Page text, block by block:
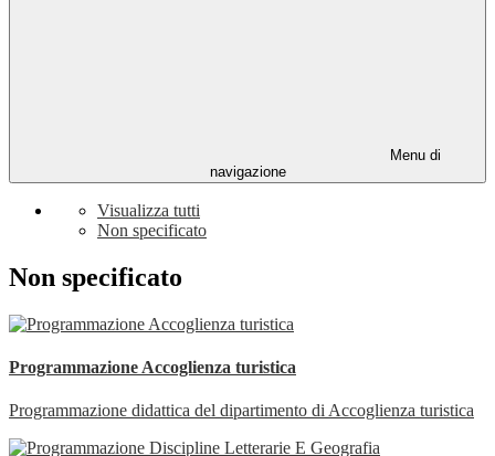
Menu di
navigazione
Visualizza tutti
Non specificato
Non specificato
Programmazione Accoglienza turistica
Programmazione didattica del dipartimento di Accoglienza turistica